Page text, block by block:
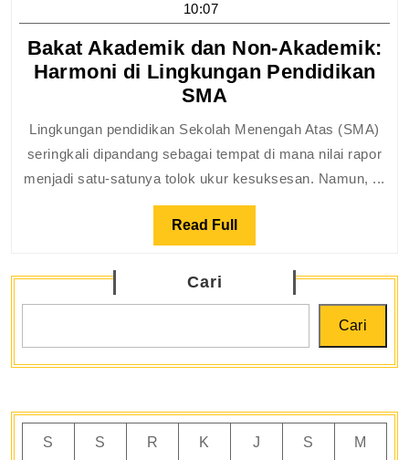
10:07
Bakat Akademik dan Non-Akademik:
Harmoni di Lingkungan Pendidikan
SMA
Akademik
dan
Non-
Akademik:
Harmoni
di
Pendidikan
SMA
Lingkungan pendidikan Sekolah Menengah Atas (SMA)
seringkali dipandang sebagai tempat di mana nilai rapor
menjadi satu-satunya tolok ukur kesuksesan. Namun, ...
Read Full Read
Full
Cari
Cari
S S R K J S M